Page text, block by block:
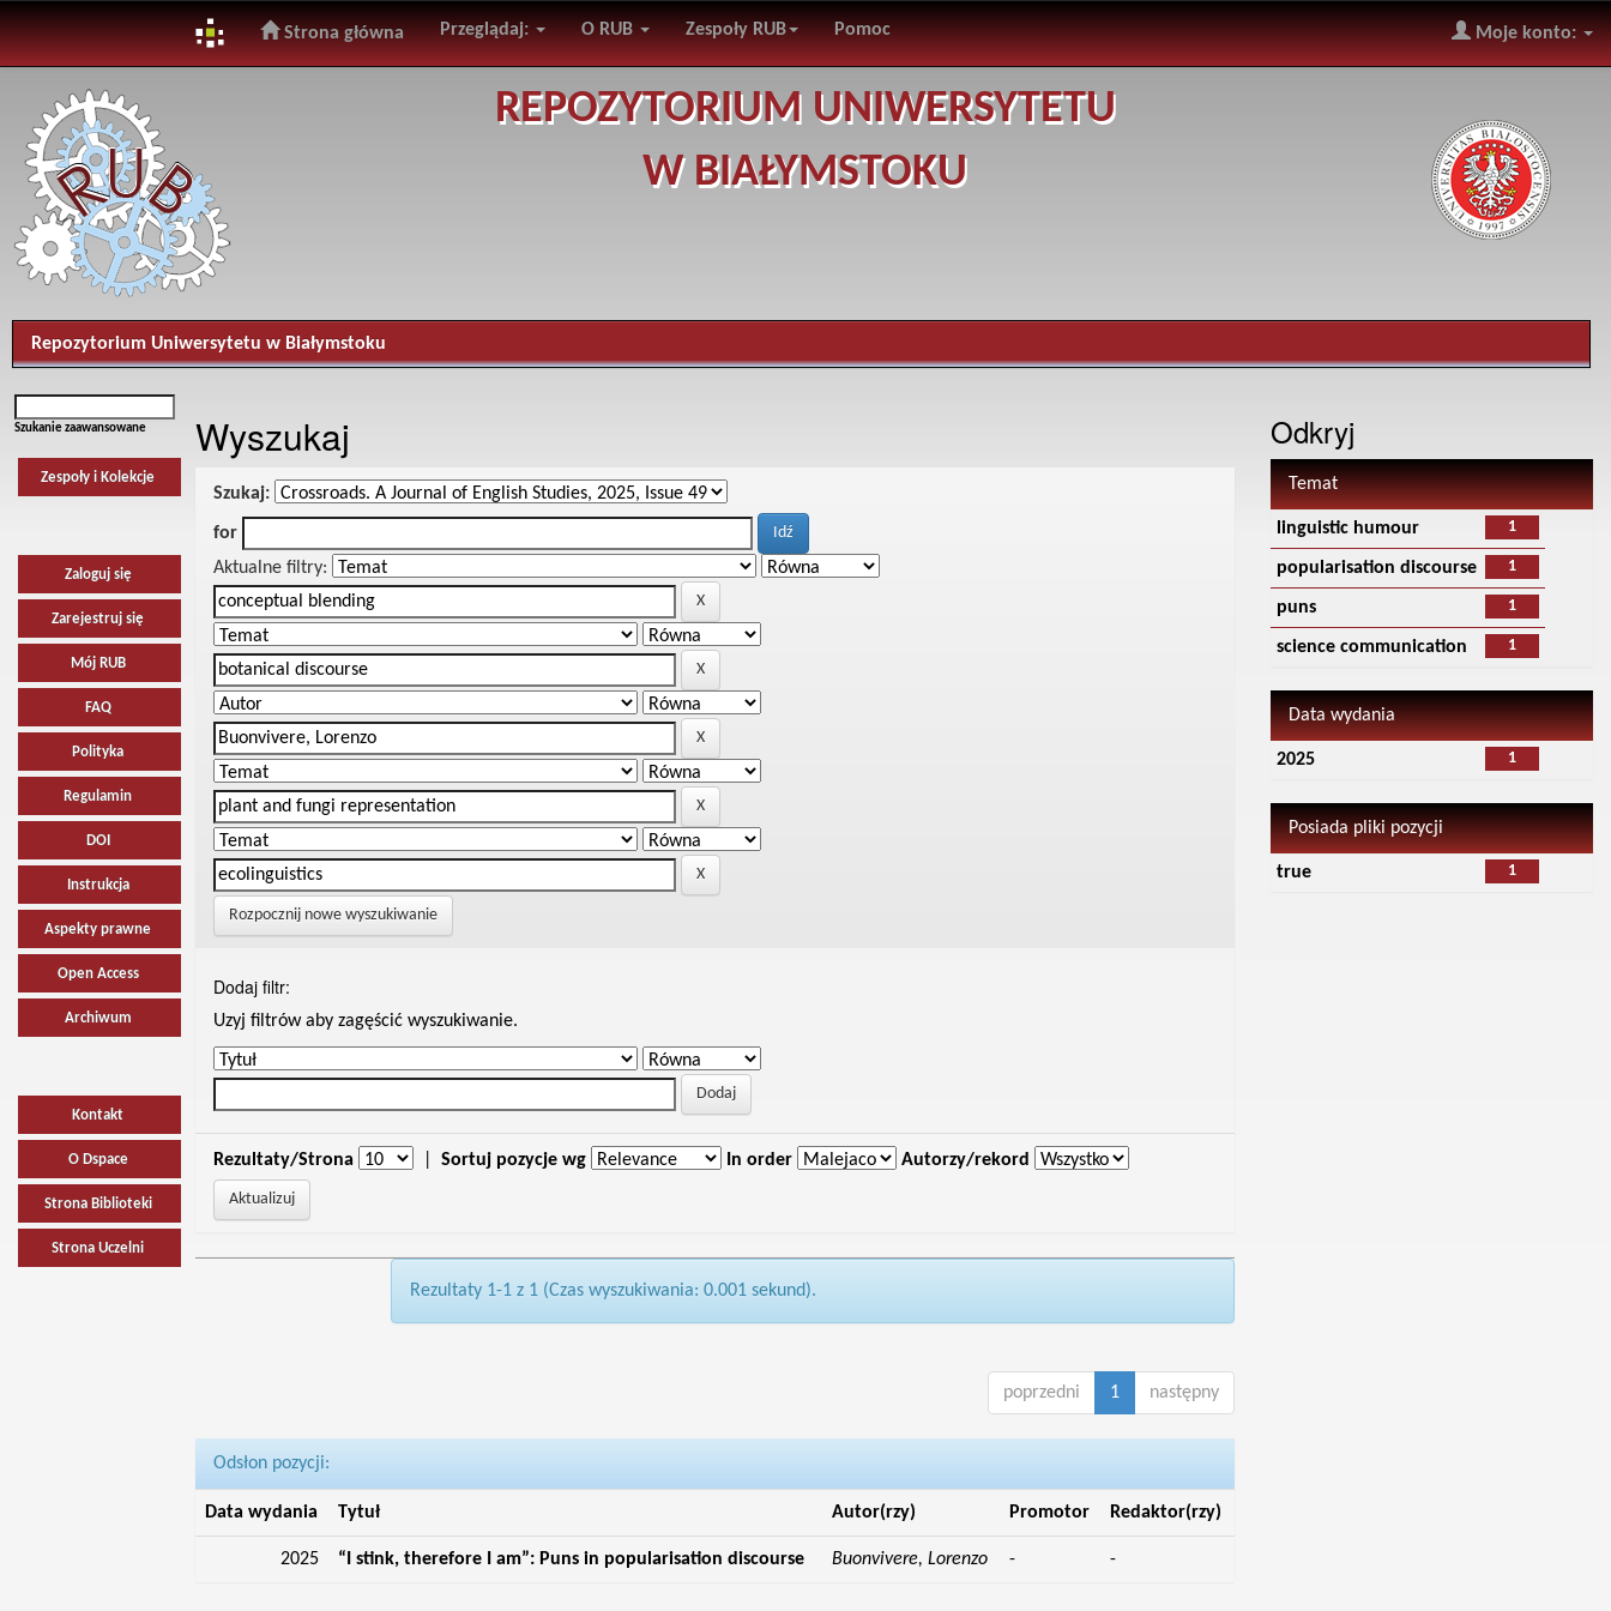
navigation
Strona główna Przeglądaj: O RUB Zespoły RUB Pomoc Moje konto:
REPOZYTORIUM UNIWERSYTETU
W BIAŁYMSTOKU
Repozytorium Uniwersytetu w Białymstoku
Szukanie zaawansowane
Zespoły i Kolekcje
Zaloguj się
Zarejestruj się
Mój RUB
FAQ
Polityka
Regulamin
DOI
Instrukcja
Aspekty prawne
Open Access
Archiwum
Kontakt
O Dspace
Strona Biblioteki
Strona Uczelni
Wyszukaj
Szukaj:
for
Aktualne filtry:
Rozpocznij nowe wyszukiwanie
Dodaj filtr:
Uzyj filtrów aby zagęścić wyszukiwanie.
Rezultaty/Strona Sortuj pozycje wg In order Autorzy/rekord
Rezultaty 1-1 z 1 (Czas wyszukiwania: 0.001 sekund).
poprzedni 1 następny
Odsłon pozycji:
Data wydania Tytuł Autor(rzy) Promotor Redaktor(rzy)
2025 “I stink, therefore I am”: Puns in popularisation discourse Buonvivere, Lorenzo - -
Odkryj
Temat
1
linguistic humour
1
popularisation discourse
1
puns
1
science communication
Data wydania
1
2025
Posiada pliki pozycji
1
true